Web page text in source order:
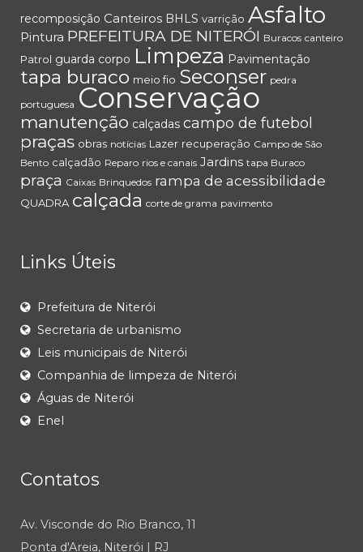
recomposição Canteiros BHLS varrição Asfalto
Pintura PREFEITURA DE NITERÓI Buracos canteiro
Patrol guarda corpo Limpeza Pavimentação
tapa buraco meio fio Seconser pedra
portuguesa Conservação
manutenção calçadas campo de futebol
praças obras notícias Lazer recuperação Campo de São
Bento calçadão Reparo rios e canais Jardins tapa Buraco
praça Caixas Brinquedos rampa de acessibilidade
QUADRA calçada corte de grama pavimento
Links Úteis
Prefeitura de Niterói
Secretaria de urbanismo
Leis municipais de Niterói
Companhia de limpeza de Niterói
Águas de Niterói
Enel
Contatos
Av. Visconde do Rio Branco, 11
Ponta d'Areia, Niterói | RJ